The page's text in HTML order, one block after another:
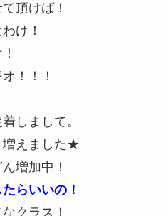
頂けば！
け！
！！！
しまして。
増えました★
増加中！
らいいの！
クラス！